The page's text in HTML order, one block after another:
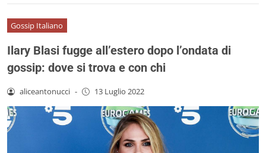
Gossip Italiano
Ilary Blasi fugge all’estero dopo l’ondata di
gossip: dove si trova e con chi
aliceantonucci - 13 Luglio 2022